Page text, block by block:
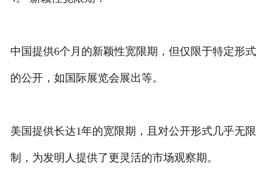
中国提供6个月的新颖性宽限期，但仅限于特定形式
的公开，如国际展览会展出等。
美国提供长达1年的宽限期，且对公开形式几乎无限
制，为发明人提供了更灵活的市场观察期。